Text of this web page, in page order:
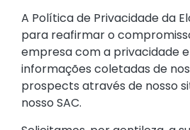
A Política de Privacidade da
para reafirmar o
empresa com a privacidade
informações coletadas de
prospects através de nosso
nosso SAC.